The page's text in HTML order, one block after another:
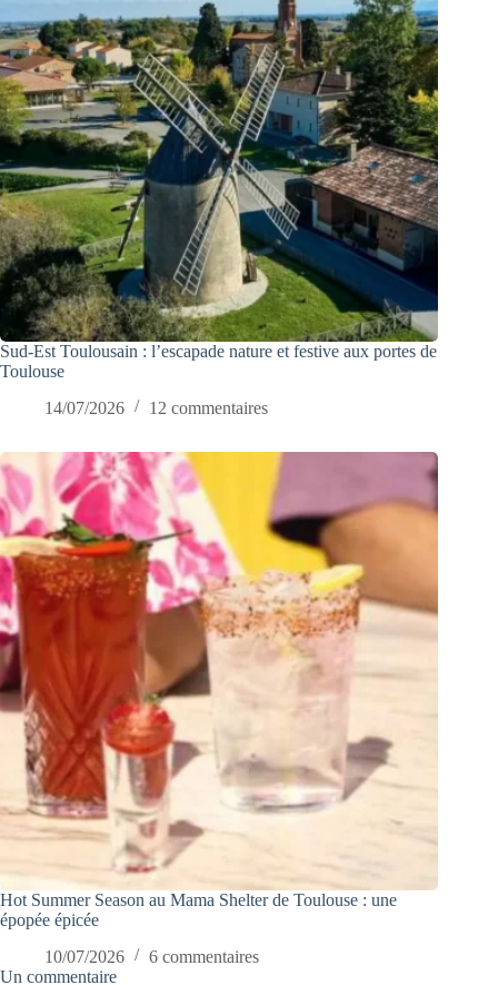
Sud-Est Toulousain : l’escapade nature et festive aux portes de
Toulouse
14/07/2026
12 commentaires
Hot Summer Season au Mama Shelter de Toulouse : une
épopée épicée
10/07/2026
6 commentaires
Un commentaire